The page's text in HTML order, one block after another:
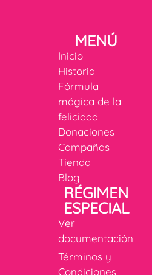
MENÚ
Inicio
Historia
Fórmula
mágica de la
felicidad
Donaciones
Campañas
Tienda
Blog
RÉGIMEN
ESPECIAL
Ver
documentación
Términos y
Condiciones